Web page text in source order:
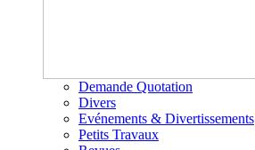
Demande Quotation
Divers
Evénements & Divertissements
Petits Travaux